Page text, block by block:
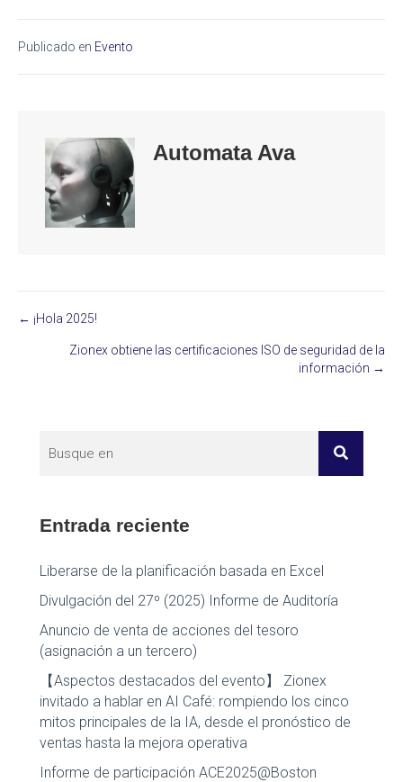
Publicado en Evento
Automata Ava
Posts
navigation
← ¡Hola 2025!
Zionex obtiene las certificaciones ISO de seguridad de la
información →
Entrada reciente
Liberarse de la planificación basada en Excel
Divulgación del 27º (2025) Informe de Auditoría
Anuncio de venta de acciones del tesoro
(asignación a un tercero)
【Aspectos destacados del evento】 Zionex
invitado a hablar en AI Café: rompiendo los cinco
mitos principales de la IA, desde el pronóstico de
ventas hasta la mejora operativa
Informe de participación ACE2025@Boston